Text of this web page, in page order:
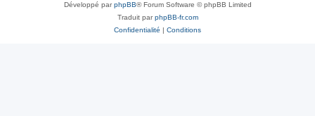
Développé parphpBB® Forum Software © phpBB Limited
Traduit parphpBB-fr.com
Confidentialité | Conditions